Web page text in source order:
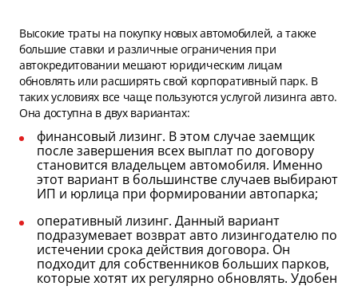
Высокие траты на покупку новых автомобилей, а также
большие ставки и различные ограничения при
автокредитовании мешают юридическим лицам
обновлять или расширять свой корпоративный парк. В
таких условиях все чаще пользуются услугой лизинга авто.
Она доступна в двух вариантах:
финансовый лизинг. В этом случае заемщик
после завершения всех выплат по договору
становится владельцем автомобиля. Именно
этот вариант в большинстве случаев выбирают
ИП и юрлица при формировании автопарка;
оперативный лизинг. Данный вариант
подразумевает возврат авто лизингодателю по
истечении срока действия договора. Он
подходит для собственников больших парков,
которые хотят их регулярно обновлять. Удобен